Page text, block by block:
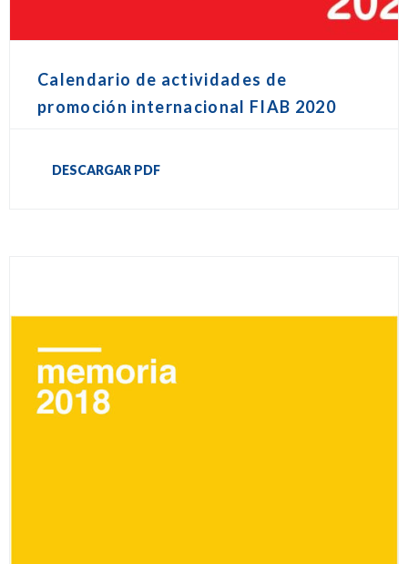
Calendario de actividades de
promoción internacional FIAB 2020
DESCARGAR PDF